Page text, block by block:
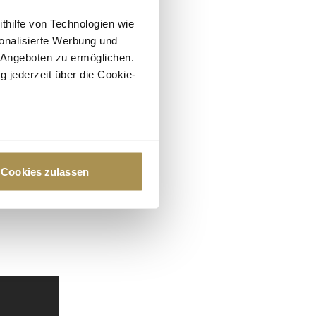
von Technologien wie
Werbung und
zu ermöglichen.
jederzeit über die Cookie-
Präferenzen im
Cookies zulassen